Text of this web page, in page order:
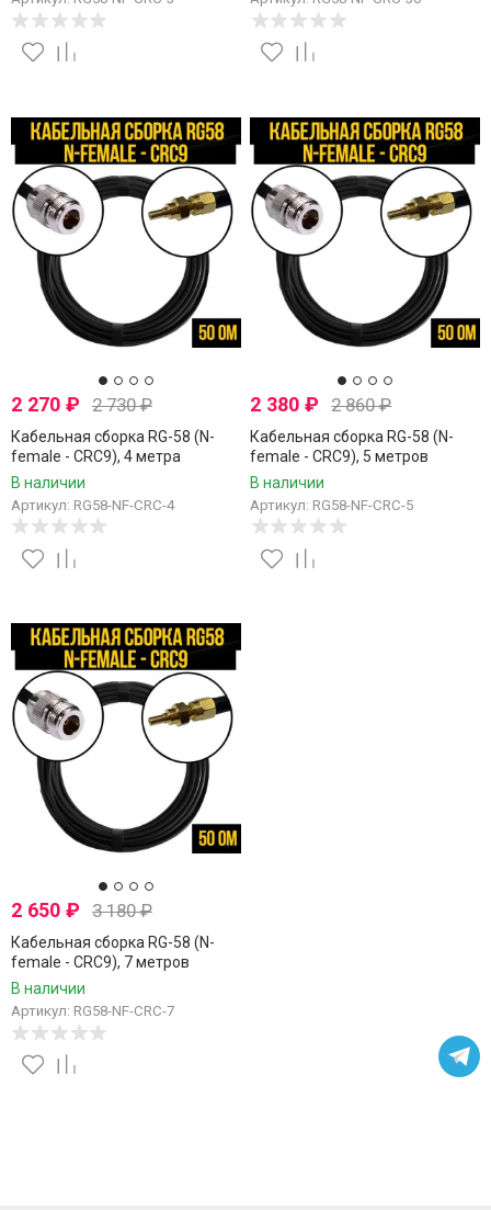
2 270 ₽ 2 730₽
Кабельная сборка RG-58 (N-
female - CRC9), 4 метра
В наличии
Артикул: RG58-NF-CRC-4
2 380₽ 2 860₽
Кабельная сборка RG-58 (N-
female - CRC9), 5 метров
В наличии
Артикул: RG58-NF-CRC-5
2 650 ₽ 3 180₽
Кабельная сборка RG-58 (N-
female - CRC9), 7 метров
В наличии
Артикул: RG58-NF-CRC-7